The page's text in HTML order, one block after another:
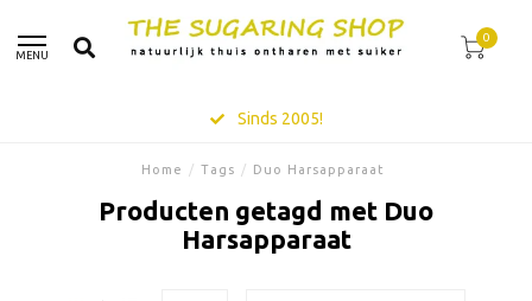
MENU
0
Sinds 2005!
Home / Tags / Duo Harsapparaat
Producten getagd met Duo
Harsapparaat